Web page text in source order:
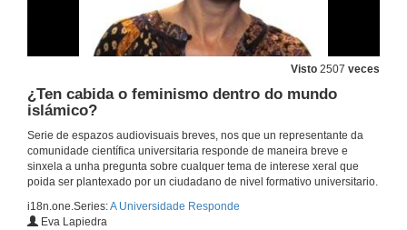
Visto 2507 veces
¿Ten cabida o feminismo dentro do mundo
islámico?
Serie de espazos audiovisuais breves, nos que un representante da
comunidade científica universitaria responde de maneira breve e
sinxela a unha pregunta sobre cualquer tema de interese xeral que
poida ser plantexado por un ciudadano de nivel formativo universitario.
i18n.one.Series:A Universidade Responde
Eva Lapiedra